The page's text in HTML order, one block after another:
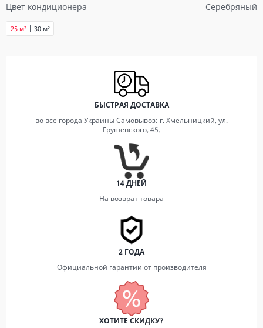
Цвет кондиционера
Серебряный
25 м² 30 м²
БЫСТРАЯ ДОСТАВКА
во все города Украины Самовывоз: г. Хмельницкий, ул.
Грушевского, 45.
14 ДНЕЙ
На возврат товара
2 ГОДА
Официальной гарантии от производителя
ХОТИТЕ СКИДКУ?